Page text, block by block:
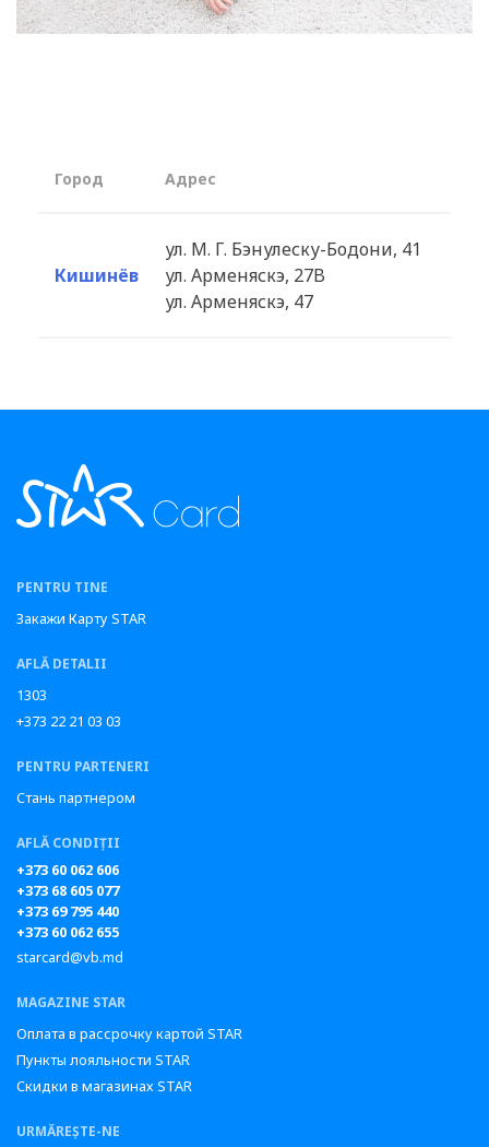
Город Aдрес
Кишинёв
ул. М. Г. Бэнулеску-Бодони, 41
ул. Арменяскэ, 27B
ул. Арменяскэ, 47
PENTRU TINE
Закажи Карту STAR
AFLĂ DETALII
1303
+373 22 21 03 03
PENTRU PARTENERI
Стань партнером
AFLĂ CONDIȚII
+373 60 062 606
+373 68 605 077
+373 69 795 440
+373 60 062 655
starcard@vb.md
MAGAZINE STAR
Оплата в рассрочку картой STAR
Пункты лояльности STAR
Скидки в магазинах STAR
URMĂREȘTE-NE